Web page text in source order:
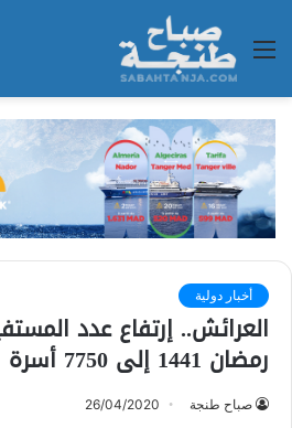
القائمة
أخبار دولية
العرائش.. إرتفاع عدد
رمضان 1441 إلى 7750 أسرة
صباح طنجة 26/04/2020